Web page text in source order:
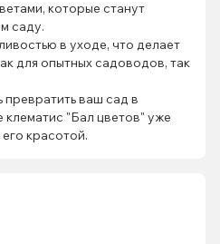
которые станут
саду.
в уходе, что делает
для опытных садоводов, так
ваш сад в
клематис "Бал цветов" уже
красотой.